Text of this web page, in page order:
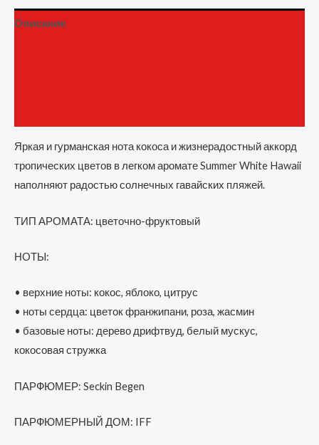
Описание
Яркая и гурманская нота кокоса и жизнерадостный аккорд
тропических цветов в легком аромате Summer White Hawaii
наполняют радостью солнечных гавайских пляжей.
ТИП АРОМАТА: цветочно-фруктовый
НОТЫ:
• верхние ноты: кокос, яблоко, цитрус
• ноты сердца: цветок франжипани, роза, жасмин
• базовые ноты: дерево дрифтвуд, белый мускус,
кокосовая стружка
ПАРФЮМЕР: Seckin Begen
ПАРФЮМЕРНЫЙ ДОМ: IFF